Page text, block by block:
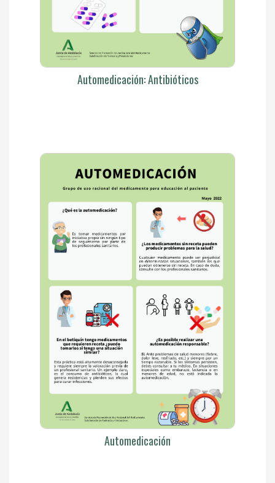
Automedicación: Antibióticos
Automedicación